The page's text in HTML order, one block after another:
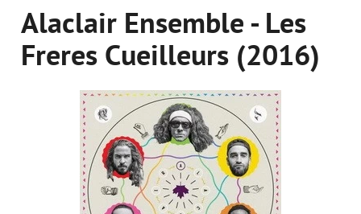
Alaclair Ensemble - Les
Freres Cueilleurs (2016)